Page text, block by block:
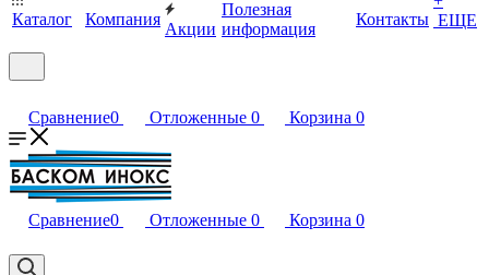
Каталог Компания
Акции
Полезная
информация
Контакты ЕЩЕ
Сравнение0 Отложенные 0 Корзина 0
Сравнение0 Отложенные 0 Корзина 0